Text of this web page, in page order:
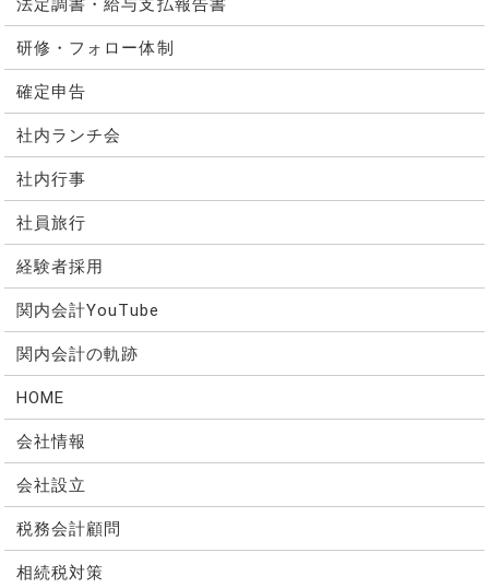
法定調書・給与支払報告書
研修・フォロー体制
確定申告
社内ランチ会
社内行事
社員旅行
経験者採用
関内会計YouTube
関内会計の軌跡
HOME
会社情報
会社設立
税務会計顧問
相続税対策